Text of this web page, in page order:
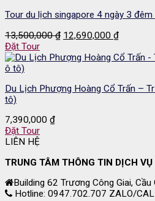
Tour du lịch singapore 4 ngày 3
13,500,000₫ Giá
là:
12,690,000 ₫Giá
tại
Đặt Tour
Du Lịch Phượng Hoàng Cổ Trấn –
tô)
7,390,000 ₫
Đặt Tour
LIÊN HỆ
TRUNG TÂM THÔNG TIN DỊCH VỤ
Building 62 Trương Công Giai, Cầu
Hotline: 0947.702.707 ZALO/